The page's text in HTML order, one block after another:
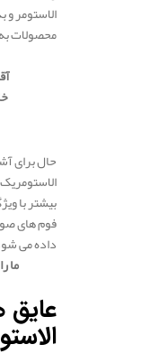
الاستومر
محصولات
حال برای
بیشتر با
فوم های
داده می
ما